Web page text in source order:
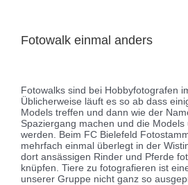
Fotowalk einmal anders
Bild
Fotowalks sind bei Hobbyfotografen
Üblicherweise läuft es so ab dass
Models treffen und dann wie der
Spaziergang machen und die
werden. Beim FC Bielefeld
mehrfach einmal überlegt in der
dort ansässigen Rinder und Pferde
knüpfen. Tiere zu fotografieren ist
unserer Gruppe nicht ganz so